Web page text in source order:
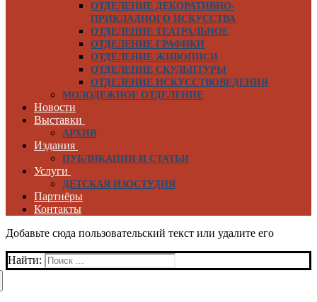
ОТДЕЛЕНИЕ ДЕКОРАТИВНО-
ПРИКЛАДНОГО ИСКУССТВА
ОТДЕЛЕНИЕ ТЕАТРАЛЬНОЕ
ОТДЕЛЕНИЕ ГРАФИКИ
ОТДЕЛЕНИЕ ЖИВОПИСИ
ОТДЕЛЕНИЕ СКУЛЬПТУРЫ
ОТДЕЛЕНИЕ ИСКУССТВОВЕДЕНИЯ
МОЛОДЕЖНОЕ ОТДЕЛЕНИЕ
Новости
Выставки
АРХИВ
Издания
ПУБЛИКАЦИИ И СТАТЬИ
Услуги
ДЕТСКАЯ ИЗОСТУДИЯ
Партнёры
Контакты
Добавьте сюда пользовательский текст или удалите его
Найти: